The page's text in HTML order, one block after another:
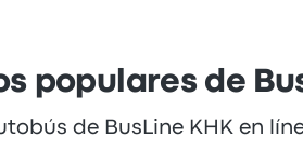
populares de
de BusLine KHK en